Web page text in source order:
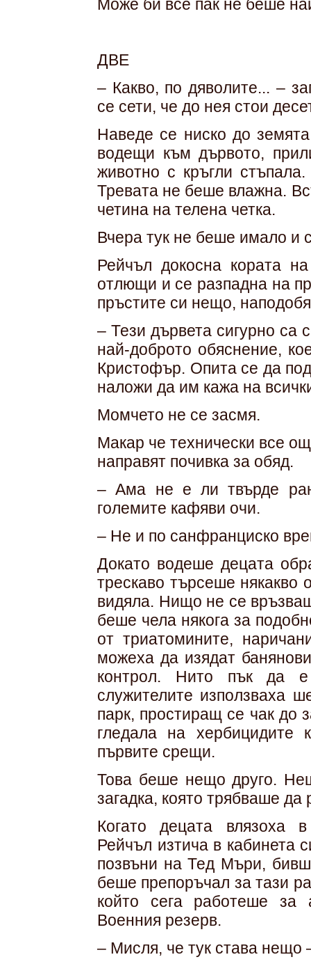
Може би все пак не беше
ДВЕ
– Какво, по дяволите... –
се сети, че до нея стои
Наведе се ниско до
водещи към дървото,
животно с кръгли
Тревата не беше влажна.
четина на телена четка.
Вчера тук не беше имало и
Рейчъл докосна кората
отлющи и се разпадна на
пръстите си нещо,
– Тези дървета сигурно са
най-доброто обяснение,
Кристофър. Опита се да
наложи да им кажа на
Момчето не се засмя.
Макар че технически все
направят почивка за обяд.
– Ама не е ли твърде
големите кафяви очи.
– Не и по санфранциско
Докато водеше децата
трескаво търсеше някакво
видяла. Нищо не се
беше чела някога за
от триатомините,
можеха да изядат
контрол. Нито пък да е
служителите използваха
парк, простиращ се чак до
гледала на хербицидите
първите срещи.
Това беше нещо друго.
загадка, която трябваше да
Когато децата влязоха
Рейчъл изтича в кабинета
позвъни на Тед Мъри,
беше препоръчал за тази
който сега работеше за
Военния резерв.
– Мисля, че тук става нещо